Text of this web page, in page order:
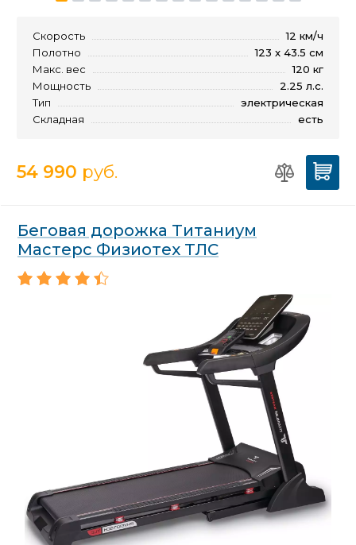
Скорость
12 км/ч
Полотно
123 x 43.5 см
Макс. вес
120 кг
Мощность
2.25 л.с.
Тип
электрическая
Складная
есть
54 990 руб.
Беговая дорожка Титаниум
Мастерс Физиотех ТЛС